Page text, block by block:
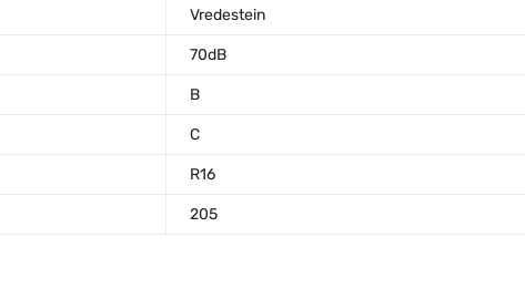
Vredestein
70dB
B
C
R16
205